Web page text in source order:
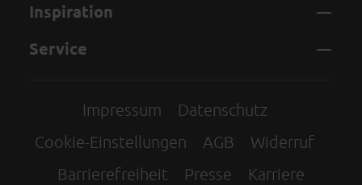
Inspiration
Service
Impressum
Datenschutz
Cookie-Einstellungen
AGB
Widerruf
Barrierefreiheit
Presse Karriere